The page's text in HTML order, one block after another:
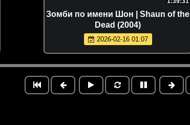
Зомби по имени Шон | Shaun of the
Dead (2004)
2026-02-16 01:07